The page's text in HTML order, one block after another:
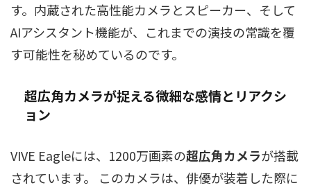
す。内蔵された高性能カメラとスピーカー、そして
AIアシスタント機能が、これまでの演技の常識を覆
す可能性を秘めているのです。
超広角カメラが捉える微細な感情とリアクシ
ョン
VIVE Eagleには、1200万画素の超広角カメラが搭載
されています。 このカメラは、俳優が装着した際に